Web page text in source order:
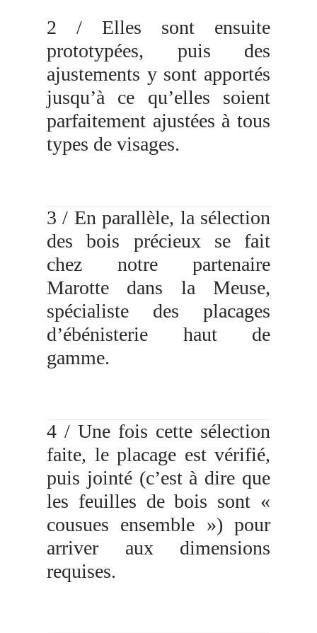
2 / Elles sont ensuite
prototypées, puis des
ajustements y sont apportés
jusqu’à ce qu’elles soient
parfaitement ajustées à tous
types de visages.
3 / En parallèle, la sélection
des bois précieux se fait
chez notre partenaire
Marotte dans la Meuse,
spécialiste des placages
d’ébénisterie haut de
gamme.
4 / Une fois cette sélection
faite, le placage est vérifié,
puis jointé (c’est à dire que
les feuilles de bois sont «
cousues ensemble ») pour
arriver aux dimensions
requises.